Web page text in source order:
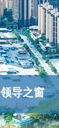
领导之窗